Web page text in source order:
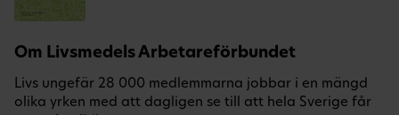
Om Livsmedels Arbetareförbundet
Livs ungefär 28 000 medlemmarna jobbar i en mängd
olika yrken med att dagligen se till att hela Sverige får